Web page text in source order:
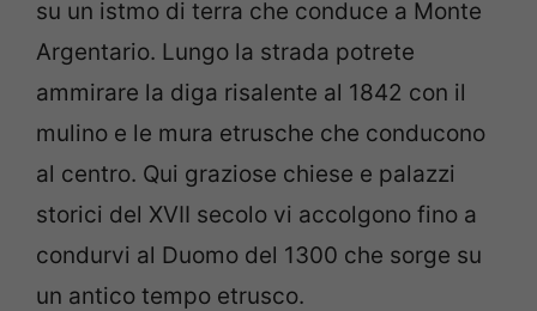
su un istmo di terra che conduce a Monte
Argentario. Lungo la strada potrete
ammirare la diga risalente al 1842 con il
mulino e le mura etrusche che conducono
al centro. Qui graziose chiese e palazzi
storici del XVII secolo vi accolgono fino a
condurvi al Duomo del 1300 che sorge su
un antico tempo etrusco.